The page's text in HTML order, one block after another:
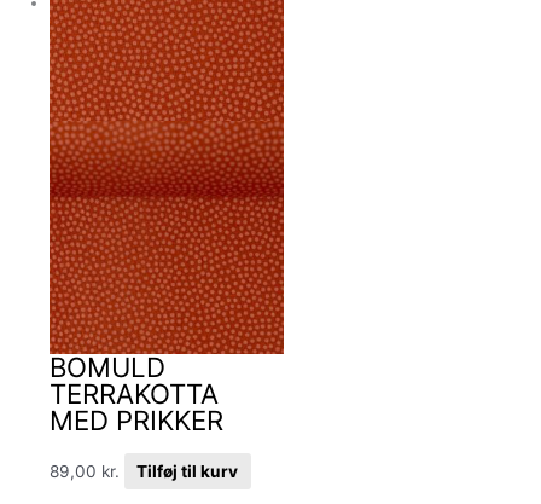
BOMULD
TERRAKOTTA
MED PRIKKER
89,00 kr. Tilføj til kurv